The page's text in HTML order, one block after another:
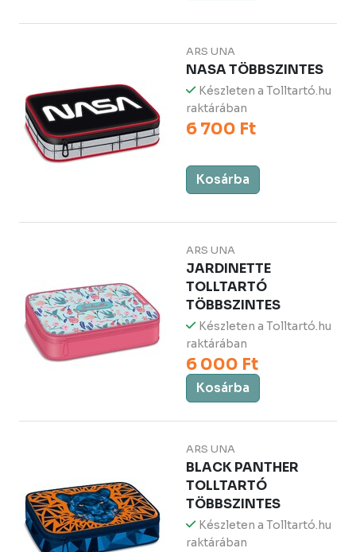
ARS UNA
NASA TÖBBSZINTES
Készleten a Tolltartó.hu
raktárában
6 700 Ft
Kosárba
ARS UNA
JARDINETTE
TOLLTARTÓ
TÖBBSZINTES
Készleten a Tolltartó.hu
raktárában
6 000 Ft
Kosárba
ARS UNA
BLACK PANTHER
TOLLTARTÓ
TÖBBSZINTES
Készleten a Tolltartó.hu
raktárában